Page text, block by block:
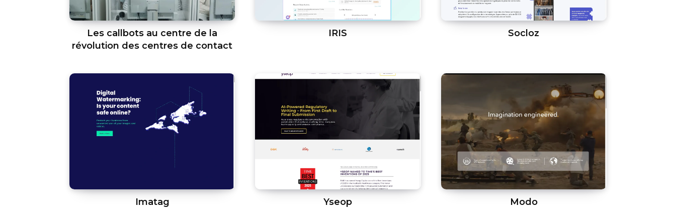
Les callbots au centre de la
révolution des centres de contact
IRIS Socloz
Imatag Yseop Modo